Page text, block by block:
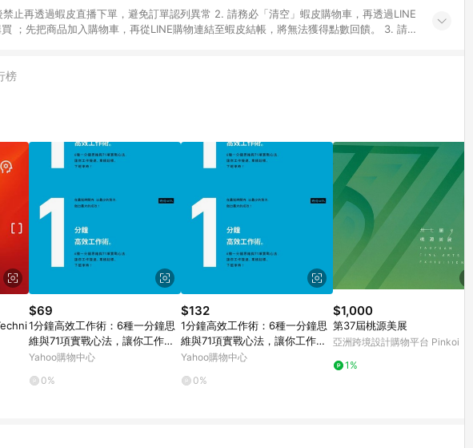
止再透過蝦皮直播下單，避免訂單認列異常 2. 請務必「清空」蝦皮購物車，再透過LINE
；先把商品加入購物車，再從LINE購物連結至蝦皮結帳，將無法獲得點數回饋。 3. 請避
店頁為主。 6. 蝦皮商城之訂單適用於部分點數紅包，規範請依該紅包頁說明為主。 7. 點
同筆訂單編號發送通知。 11. 若使用折價券折抵，可能會有攤提折抵導致訂單金額些微落
首筆訂單會被蝦皮認列為該LINE用戶導購跳轉時所成立之訂單。 13. 若同一用戶使用一個
進行導購，將可能導致無法收到導購通知，亦可能無法收到點數，再請留意。 14. 請注意
得 LINE POINTS 點數回饋資格：使用非指定之途徑及方式完成交易，或經由蝦皮系統判斷
規則者。 15. 若有贈點爭議，請務必於訂單日期+60天以內進行洽詢確認；超過60天(含)以
。需檢附蝦皮訂單完成、LINE購物訂單記錄，如於LINE購物訂單紀錄已呈現：「非本次
案件。 [注意事項] 1.如導購途中用戶由網頁版(電腦版/手機版網
回饋 2.若購買過程中關閉蝦皮APP，則需重新透過LINE購物
先前往蝦皮商城將商品加入購物車，後續透過LINE購物
清，此方案將不列入 LINE Points 回饋 4.若因系統異常無法追蹤訂單，致使消費者無接收
條款與法律追訴之權利 5. LINE購物商品價格若與蝦皮賣場實際價格有異，以蝦皮賣場價格
統盼為最終判定標準
榜
$69
1分鐘高效工作術：6種一分鐘思
維與71項實戰心法，讓你工作提
速、業績超標、下班準[二手書_
Yahoo購物中心
0%
$132
1分鐘高效工作術：6種一分鐘思
維與71項實戰心法，讓你工作提
速、業績超標、下班準[二手書_
Yahoo購物中心
0%
$1,000
第37屆桃源美展
亞洲跨境設計購物平台 Pinkoi
1%